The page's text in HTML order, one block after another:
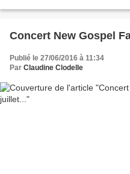
Concert New Gospel
Publié le 27/06/2016 à 11:34
Par Claudine Clodelle